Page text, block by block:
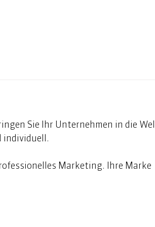
Sie Ihr Unternehmen in die
individuell.
Marketing. Ihre Marke